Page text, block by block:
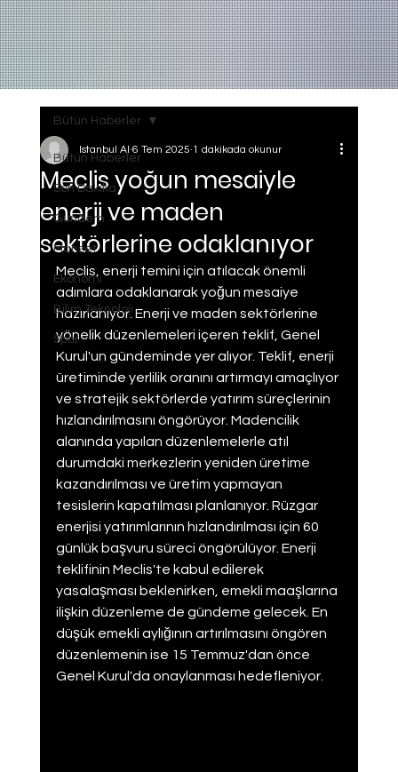
Bütün Haberler
Son Dakika
Gundem
Manset
Ekonomi
Bilim Teknoloji
Spor
Bütün Haberler
Meclis yoğun mesaiyle
enerji ve maden
sektörlerine odaklanıyor
Istanbul AI 6 Tem 2025 1 dakikada okunur
Meclis, enerji temini için atılacak önemli
adımlara odaklanarak yoğun mesaiye
hazırlanıyor. Enerji ve maden sektörlerine
yönelik düzenlemeleri içeren teklif, Genel
Kurul'un gündeminde yer alıyor. Teklif, enerji
üretiminde yerlilik oranını artırmayı amaçlıyor
ve stratejik sektörlerde yatırım süreçlerinin
hızlandırılmasını öngörüyor. Madencilik
alanında yapılan düzenlemelerle atıl
durumdaki merkezlerin yeniden üretime
kazandırılması ve üretim yapmayan
tesislerin kapatılması planlanıyor. Rüzgar
enerjisi yatırımlarının hızlandırılması için 60
günlük başvuru süreci öngörülüyor. Enerji
teklifinin Meclis'te kabul edilerek
yasalaşması beklenirken, emekli maaşlarına
ilişkin düzenleme de gündeme gelecek. En
düşük emekli aylığının artırılmasını öngören
düzenlemenin ise 15 Temmuz'dan önce
Genel Kurul'da onaylanması hedefleniyor.